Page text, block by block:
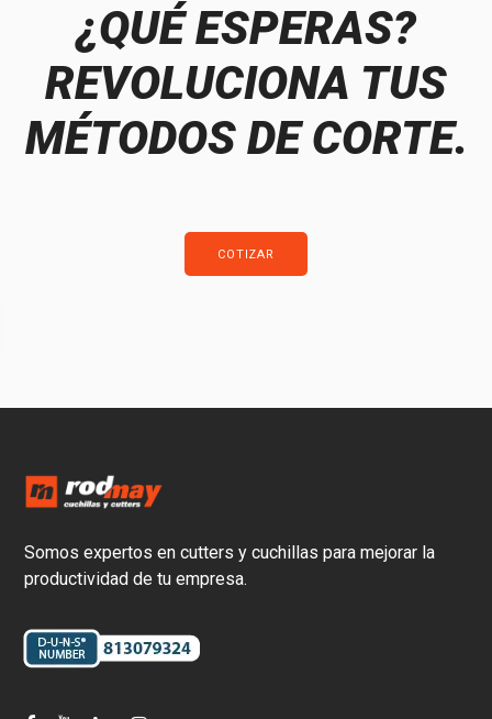
¿QUÉ ESPERAS?
REVOLUCIONA TUS
MÉTODOS DE CORTE.
COTIZAR
Somos expertos en cutters y cuchillas para mejorar la
productividad de tu empresa.